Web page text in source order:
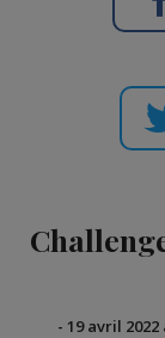
- 19 avril 2022